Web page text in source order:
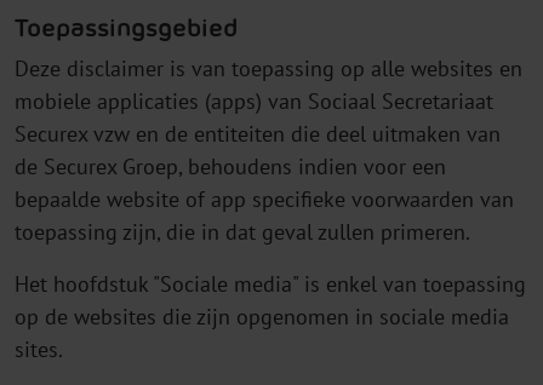
Toepassingsgebied
Deze disclaimer is van toepassing op alle websites en
mobiele applicaties (apps) van Sociaal Secretariaat
Securex vzw en de entiteiten die deel uitmaken van
de Securex Groep, behoudens indien voor een
bepaalde website of app specifieke voorwaarden van
toepassing zijn, die in dat geval zullen primeren.
Het hoofdstuk "Sociale media" is enkel van toepassing
op de websites die zijn opgenomen in sociale media
sites.